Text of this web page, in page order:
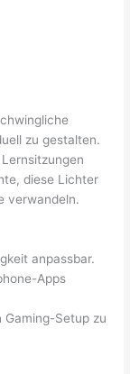
zu gestalten.
diese Lichter
verwandeln.
anpassbar.
Apps
Gaming-Setup zu